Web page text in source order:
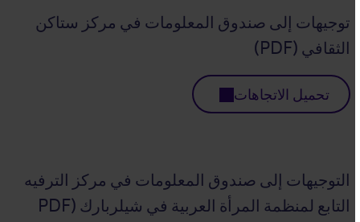
توجيهات إلى صندوق المعلومات في مركز ستاكن
الثقافي (PDF)
تحميل الاتجاهات
التوجيهات إلى صندوق المعلومات في مركز الترفيه
التابع لمنظمة المرأة العربية في شيلربارك (PDF